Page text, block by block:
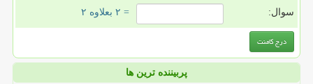
سوال: = ۲ بعلاوه ۲
پربیننده ترین ها